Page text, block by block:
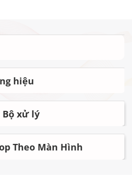
hiệu
Bộ xử lý
Theo Màn Hình